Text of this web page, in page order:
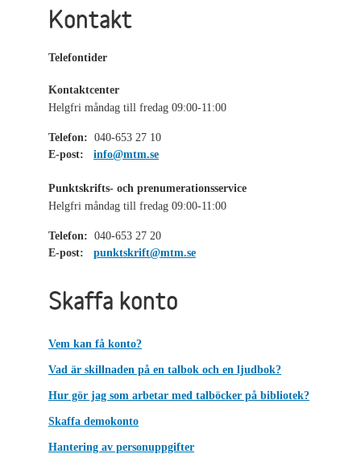
Kontakt
Telefontider
Kontaktcenter
Helgfri måndag till fredag 09:00-11:00
Telefon: 040-653 27 10
E-post:
info@mtm.se
Punktskrifts- och prenumerationsservice
Helgfri måndag till fredag 09:00-11:00
Telefon: 040-653 27 20
E-post:
punktskrift@mtm.se
Skaffa konto
Vem kan få konto?
Vad är skillnaden på en talbok och en ljudbok?
Hur gör jag som arbetar med talböcker på bibliotek?
Skaffa demokonto
Hantering av personuppgifter